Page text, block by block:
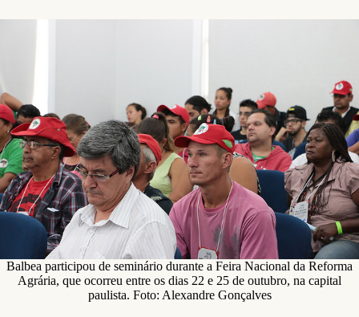
Balbea participou de seminário durante a Feira Nacional da Reforma
Agrária, que ocorreu entre os dias 22 e 25 de outubro, na capital
paulista. Foto: Alexandre Gonçalves